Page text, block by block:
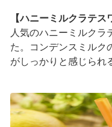
【ハニーミルクラテス
人気のハニーミルクラ
た。コンデンスミルク
がしっかりと感じられ